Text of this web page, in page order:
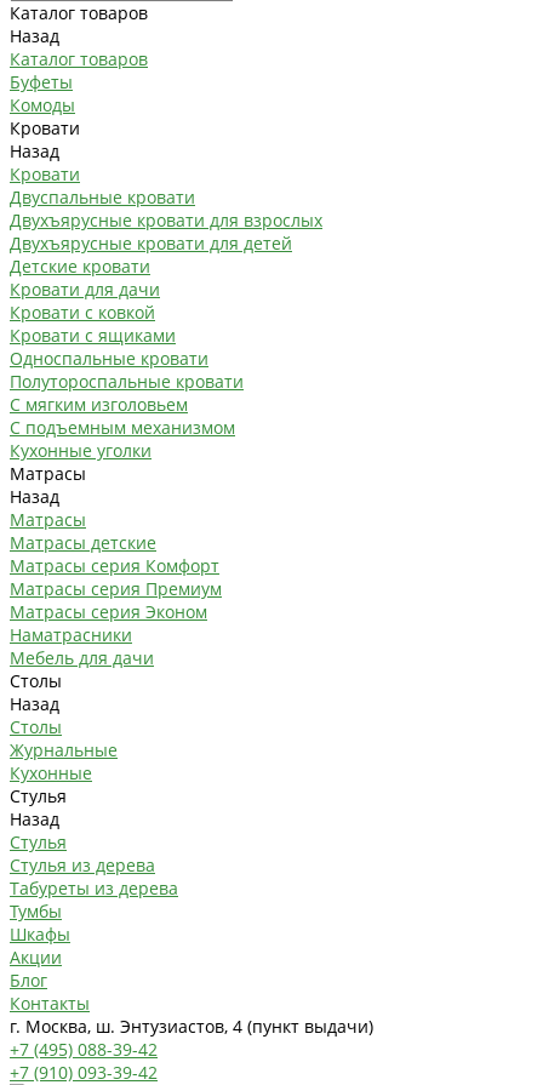
Каталог товаров
Назад
Каталог товаров
Буфеты
Комоды
Кровати
Назад
Кровати
Двуспальные кровати
Двухъярусные кровати для взрослых
Двухъярусные кровати для детей
Детские кровати
Кровати для дачи
Кровати с ковкой
Кровати с ящиками
Односпальные кровати
Полутороспальные кровати
С мягким изголовьем
С подъемным механизмом
Кухонные уголки
Матрасы
Назад
Матрасы
Матрасы детские
Матрасы серия Комфорт
Матрасы серия Премиум
Матрасы серия Эконом
Наматрасники
Мебель для дачи
Столы
Назад
Столы
Журнальные
Кухонные
Стулья
Назад
Стулья
Стулья из дерева
Табуреты из дерева
Тумбы
Шкафы
Акции
Блог
Контакты
г. Москва, ш. Энтузиастов, 4 (пункт выдачи)
+7 (495) 088-39-42
+7 (910) 093-39-42